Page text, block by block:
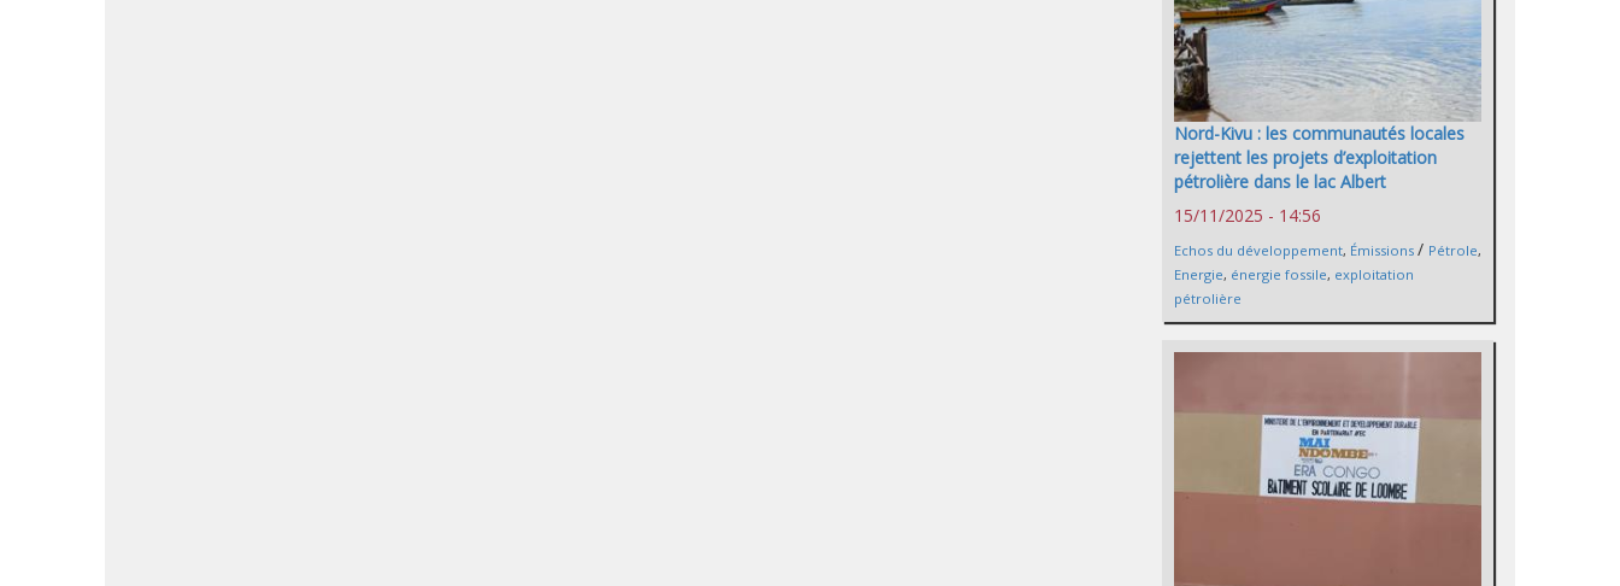
Nord-Kivu : les communautés locales
rejettent les projets d’exploitation
pétrolière dans le lac Albert
15/11/2025 - 14:56
Echos du développement, Émissions / Pétrole,
Energie, énergie fossile, exploitation
pétrolière